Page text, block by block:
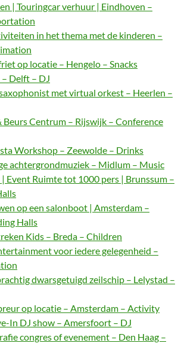
| Touringcar verhuur | Eindhoven –
in het thema met de kinderen –
op locatie – Hengelo – Snacks
Delft – DJ
met virtual orkest – Heerlen –
Beurs Centrum – Rijswijk – Conference
Workshop – Zeewolde – Drinks
achtergrondmuziek – Midlum – Music
Event Ruimte tot 1000 pers | Brunssum –
op een salonboot | Amsterdam –
Halls
Kids – Breda – Children
voor iedere gelegenheid –
dwarsgetuigd zeilschip – Lelystad –
op locatie – Amsterdam – Activity
In DJ show – Amersfoort – DJ
congres of evenement – Den Haag –